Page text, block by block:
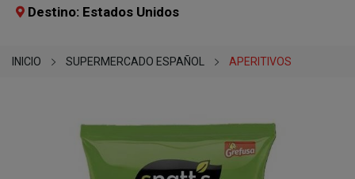
Destino: Estados Unidos
INICIO SUPERMERCADO ESPAÑOL APERITIVOS